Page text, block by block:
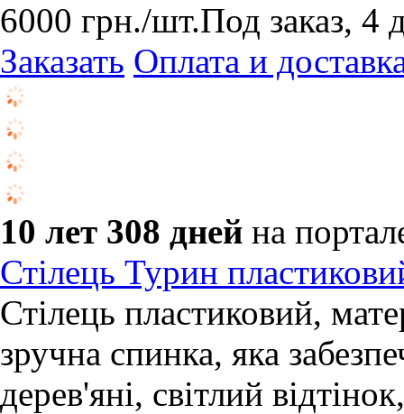
6000 грн./шт.Под заказ, 4
Заказать Оплата и
10 лет 308 дней на
Стілець Турин
Стілець пластиковий,
зручна спинка, яка
дерев'яні, світлий